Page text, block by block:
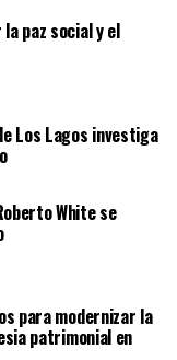
paz social y el
Los Lagos investiga
White se
para modernizar la
patrimonial en